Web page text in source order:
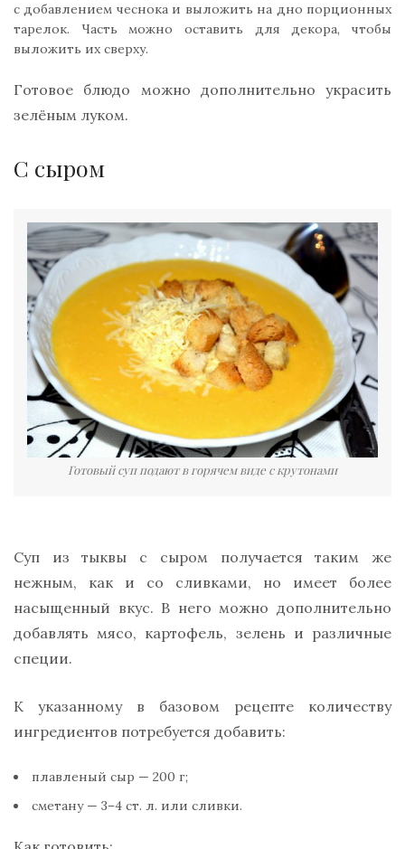
с добавлением чеснока и выложить на дно порционных
тарелок. Часть можно оставить для декора, чтобы
выложить их сверху.
Готовое блюдо можно дополнительно украсить
зелёным луком.
С сыром
Готовый суп подают в горячем виде с крутонами
Суп из тыквы с сыром получается таким же
нежным, как и со сливками, но имеет более
насыщенный вкус. В него можно дополнительно
добавлять мясо, картофель, зелень и различные
специи.
К указанному в базовом рецепте количеству
ингредиентов потребуется добавить:
плавленый сыр — 200 г;
сметану — 3–4 ст. л. или сливки.